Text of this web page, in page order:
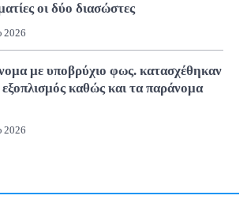
οι δύο διασώστες
2026
με υποβρύχιο φως. κατασχέθηκαν
καθώς και τα παράνομα
2026